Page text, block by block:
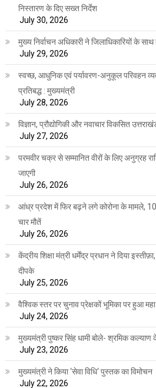
निस्तारण के दिए सख्त निर्देश
July 30, 2026
मुख्य निर्वाचन अधिकारी ने जिलाधिकारियों के
July 29, 2026
स्वच्छ, आधुनिक एवं पर्यावरण-अनुकूल परिवहन
प्रतिबद्ध : मुख्यमंत्री
July 28, 2026
विज्ञान, प्रौद्योगिकी और नवाचार विकसित
July 27, 2026
परमवीर चक्र से सम्मानित वीरों के लिए अनुग्रह
जाएगी
July 26, 2026
आंध्र प्रदेश में फिर बढ़ने लगे कोरोना के मामले,
चार मौतें
July 26, 2026
केंद्रीय शिक्षा मंत्री धर्मेंद्र प्रधान ने दिया
दीपके
July 25, 2026
वैश्विक स्तर पर चुनाव प्रेक्षकों भूमिका पर हुआ
July 24, 2026
मुख्यमंत्री पुष्कर सिंह धामी बोले- श्रमिक कल्याण
July 23, 2026
मुख्यमंत्री ने किया ‘सेवा विधि‘ पुस्तक का विमोचन
July 22, 2026